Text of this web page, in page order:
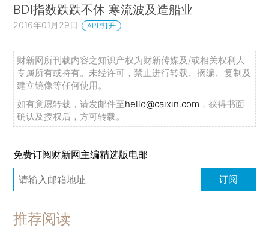
BDI指数跌跌不休 寒流波及造船业
2016年01月29日 APP打开
财新网所刊载内容之知识产权为财新传媒及/或相关权利人
专属所有或持有。未经许可，禁止进行转载、摘编、复制及
建立镜像等任何使用。
如有意愿转载，请发邮件至hello@caixin.com ，获得书面
确认及授权后，方可转载。
免费订阅财新网主编精选版电邮
订阅
推荐阅读